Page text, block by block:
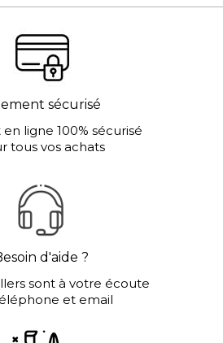
sécurisé
ligne 100% sécurisé
tous vos achats
d'aide ?
sont à votre écoute
et email